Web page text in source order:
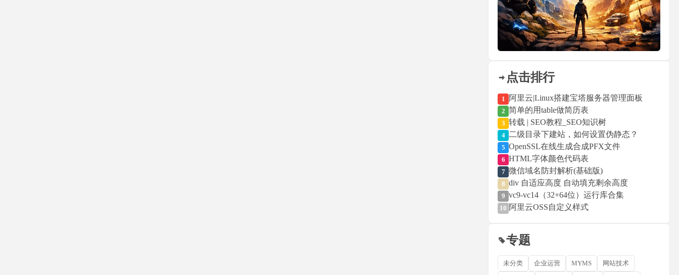
点击排行
1 阿里云|Linux搭建宝塔服务器管理面板
2 简单的用table做简历表
3 转载 | SEO教程_SEO知识树
4 二级目录下建站，如何设置伪静态？
5 OpenSSL在线生成合成PFX文件
6 HTML字体颜色代码表
7 微信域名防封解析(基础版)
8 div 自适应高度 自动填充剩余高度
9 vc9-vc14（32+64位）运行库合集
10 阿里云OSS自定义样式
专题
未分类 企业运营 MYMS 网站技术